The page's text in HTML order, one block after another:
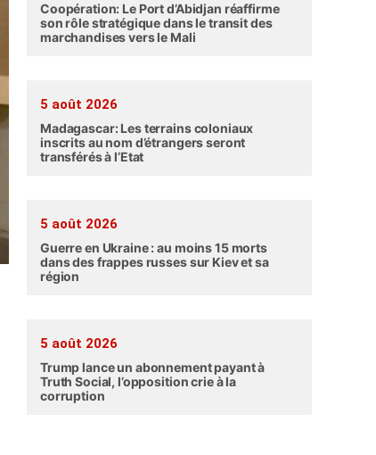
Coopération: Le Port d’Abidjan réaffirme
son rôle stratégique dans le transit des
marchandises vers le Mali
5 août 2026
Madagascar: Les terrains coloniaux
inscrits au nom d’étrangers seront
transférés à l’Etat
5 août 2026
Guerre en Ukraine : au moins 15 morts
dans des frappes russes sur Kiev et sa
région
5 août 2026
Trump lance un abonnement payant à
Truth Social, l’opposition crie à la
corruption